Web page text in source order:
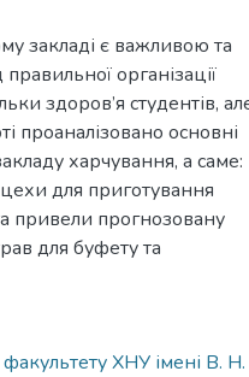
закладі є важливою та
організації
здоров’я студентів,
проаналізовано основні
харчування, а саме:
цехи для приготування
привели прогнозовану
для буфету та
ХНУ імені В. Н.